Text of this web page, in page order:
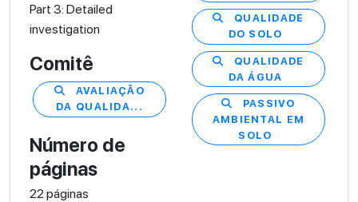
Part 3: Detailed
investigation
Comitê
AVALIAÇÃO
DA QUALIDA...
Número de
páginas
22 páginas
QUALIDADE
DO SOLO
QUALIDADE
DA ÁGUA
PASSIVO
AMBIENTAL EM
SOLO